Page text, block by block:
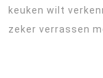
keuken wilt
zeker verrassen